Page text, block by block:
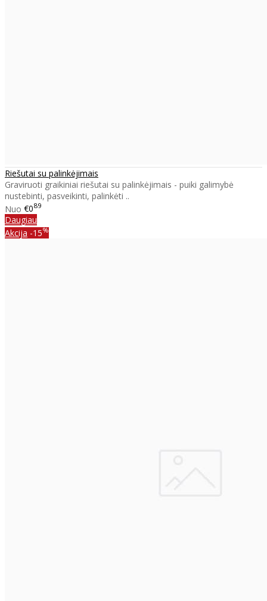
Riešutai su palinkėjimais
Graviruoti graikiniai riešutai su palinkėjimais - puiki galimybė
nustebinti, pasveikinti, palinkėti ..
Nuo €089
Daugiau
Akcija -15%